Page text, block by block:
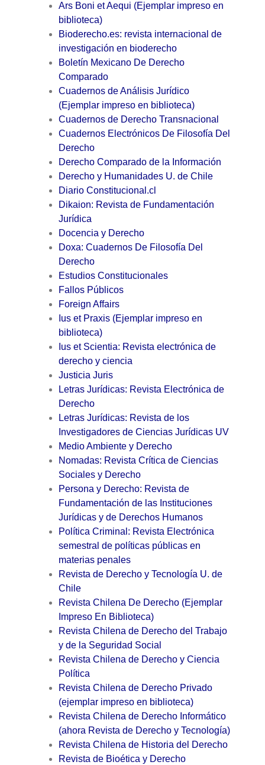
Ars Boni et Aequi (Ejemplar impreso en
biblioteca)
Bioderecho.es: revista internacional de
investigación en bioderecho
Boletín Mexicano De Derecho
Comparado
Cuadernos de Análisis Jurídico
(Ejemplar impreso en biblioteca)
Cuadernos de Derecho Transnacional
Cuadernos Electrónicos De Filosofía Del
Derecho
Derecho Comparado de la Información
Derecho y Humanidades U. de Chile
Diario Constitucional.cl
Dikaion: Revista de Fundamentación
Jurídica
Docencia y Derecho
Doxa: Cuadernos De Filosofía Del
Derecho
Estudios Constitucionales
Fallos Públicos
Foreign Affairs
Ius et Praxis (Ejemplar impreso en
biblioteca)
Ius et Scientia: Revista electrónica de
derecho y ciencia
Justicia Juris
Letras Jurídicas: Revista Electrónica de
Derecho
Letras Jurídicas: Revista de los
Investigadores de Ciencias Jurídicas UV
Medio Ambiente y Derecho
Nomadas: Revista Crítica de Ciencias
Sociales y Derecho
Persona y Derecho: Revista de
Fundamentación de las Instituciones
Jurídicas y de Derechos Humanos
Política Criminal: Revista Electrónica
semestral de políticas públicas en
materias penales
Revista de Derecho y Tecnología U. de
Chile
Revista Chilena De Derecho (Ejemplar
Impreso En Biblioteca)
Revista Chilena de Derecho del Trabajo
y de la Seguridad Social
Revista Chilena de Derecho y Ciencia
Política
Revista Chilena de Derecho Privado
(ejemplar impreso en biblioteca)
Revista Chilena de Derecho Informático
(ahora Revista de Derecho y Tecnología)
Revista Chilena de Historia del Derecho
Revista de Bioética y Derecho